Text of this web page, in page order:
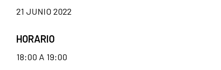
21 JUNIO 2022
HORARIO
18:00 A 19:00